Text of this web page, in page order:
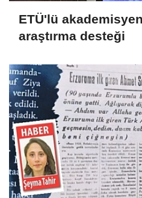
ETÜ'lü
araştırma desteği